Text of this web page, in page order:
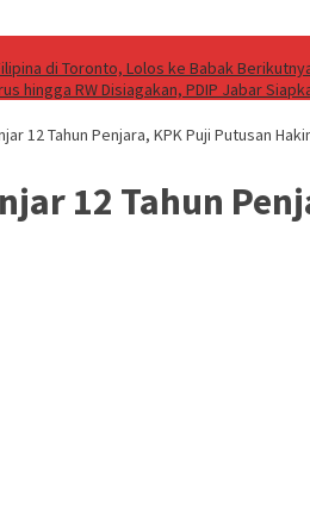
di Toronto, Lolos ke Babak
hingga RW Disiagakan, PDIP Jabar
12 Tahun Penjara, KPK Puji Putusan
12 Tahun